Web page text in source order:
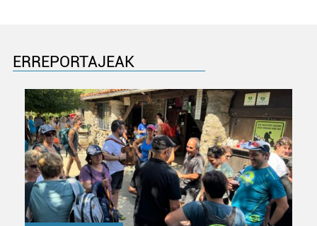
ERREPORTAJEAK